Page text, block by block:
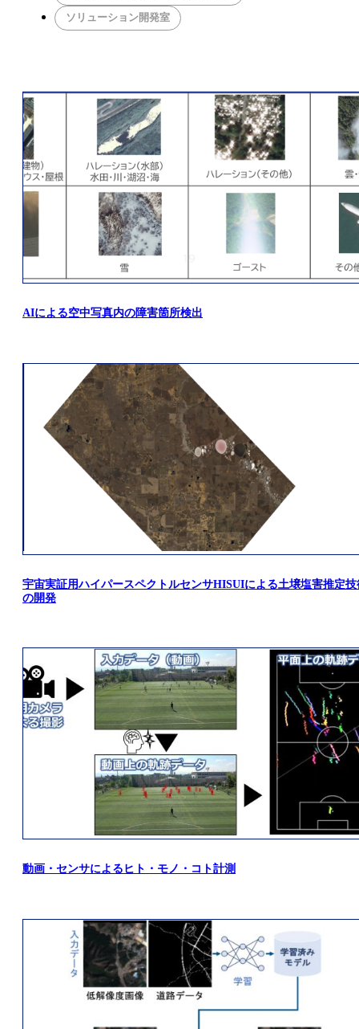
ソリューション開発室
AIによる空中写真内の障害箇所検出
宇宙実証用ハイパースペクトルセンサHISUIによる土壌塩害推定技
の開発
動画・センサによるヒト・モノ・コト計測